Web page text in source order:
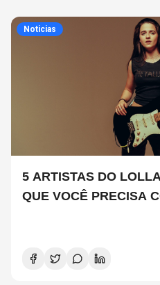
Noticias
5 ARTISTAS DO
QUE VOCÊ PRECISA